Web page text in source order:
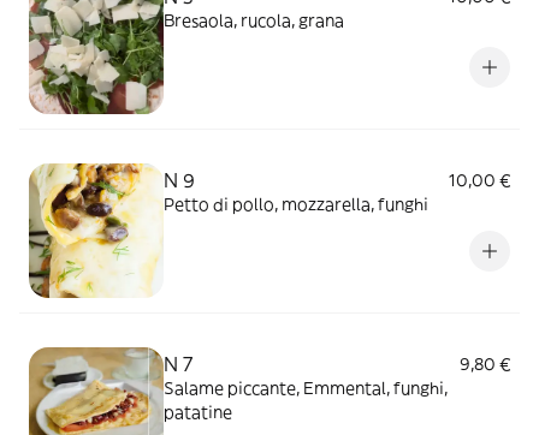
Bresaola, rucola, grana
N 9
10,00 €
Petto di pollo, mozzarella, funghi
N 7
9,80 €
Salame piccante, Emmental, funghi,
patatine